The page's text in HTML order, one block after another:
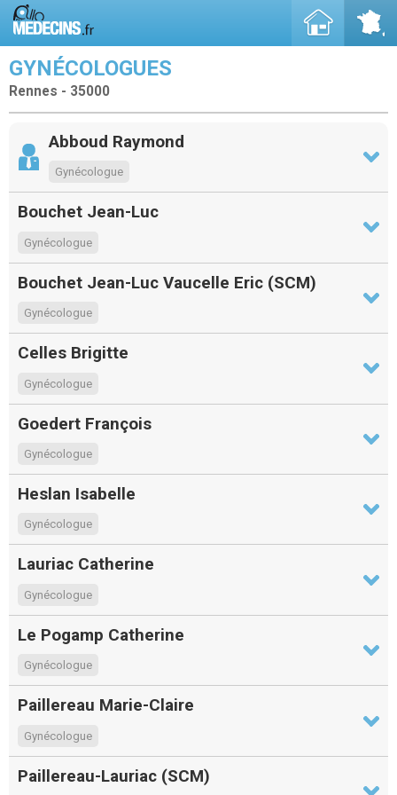
GYNÉCOLOGUES
Rennes - 35000
Abboud Raymond
Gynécologue
Bouchet Jean-Luc
Gynécologue
Bouchet Jean-Luc Vaucelle Eric (SCM)
Gynécologue
Celles Brigitte
Gynécologue
Goedert François
Gynécologue
Heslan Isabelle
Gynécologue
Lauriac Catherine
Gynécologue
Le Pogamp Catherine
Gynécologue
Paillereau Marie-Claire
Gynécologue
Paillereau-Lauriac (SCM)